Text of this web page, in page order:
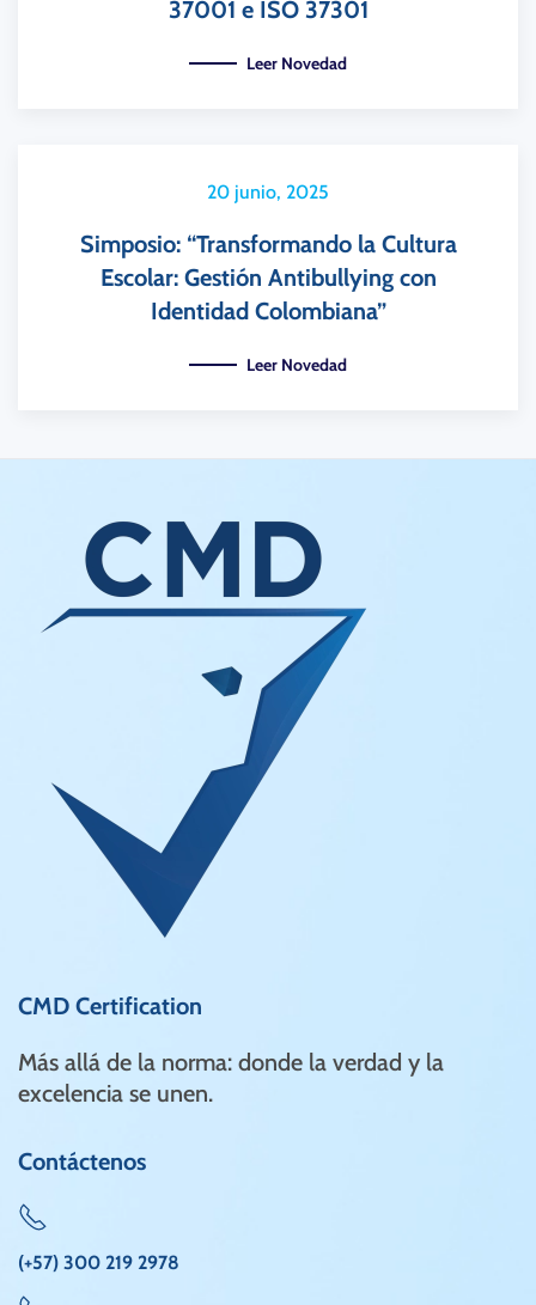
37001 e ISO 37301
Leer Novedad
20 junio, 2025
Simposio: “Transformando la Cultura
Escolar: Gestión Antibullying con
Identidad Colombiana”
Leer Novedad
CMD Certification
Más allá de la norma: donde la verdad y la
excelencia se unen.
Contáctenos
(+57) 300 219 2978